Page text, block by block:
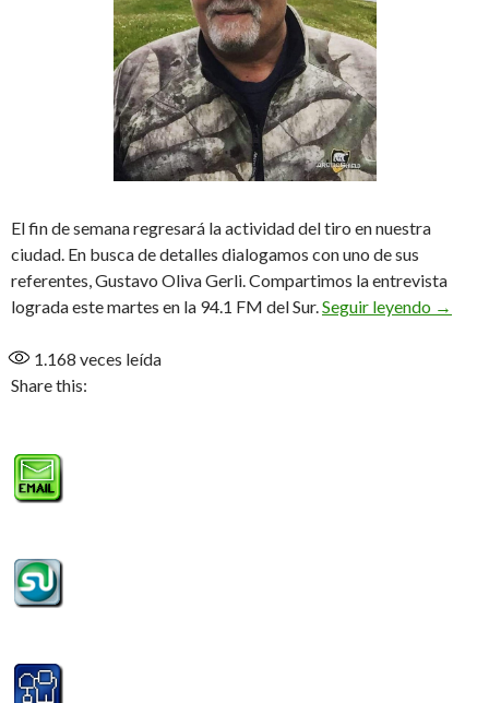
El fin de semana regresará la actividad del tiro en nuestra
ciudad. En busca de detalles dialogamos con uno de sus
referentes, Gustavo Oliva Gerli. Compartimos la entrevista
lograda este martes en la 94.1 FM del Sur.Seguir leyendo →
1.168 veces leída
Share this: